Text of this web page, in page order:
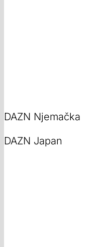
DAZN Njemačka
DAZN Japan